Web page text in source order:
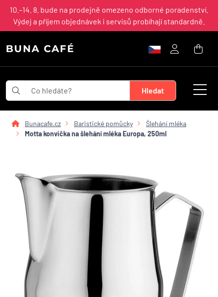
10.–14. 8. bude na prodejně omezeno odborné poradenství.
Výdej a příjem objednávek i servisů probíhají standardně.
BUNA CAFÉ
Bunacafe.cz Baristické pomůcky
Šlehání mléka
Motta konvička na šlehání mléka Europa, 250ml